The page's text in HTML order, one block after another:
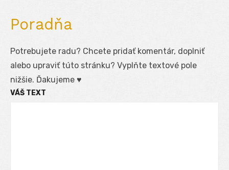
Poradňa
Potrebujete radu? Chcete pridať komentár, doplniť
alebo upraviť túto stránku? Vyplňte textové pole
nižšie. Ďakujeme ♥
VÁŠ TEXT